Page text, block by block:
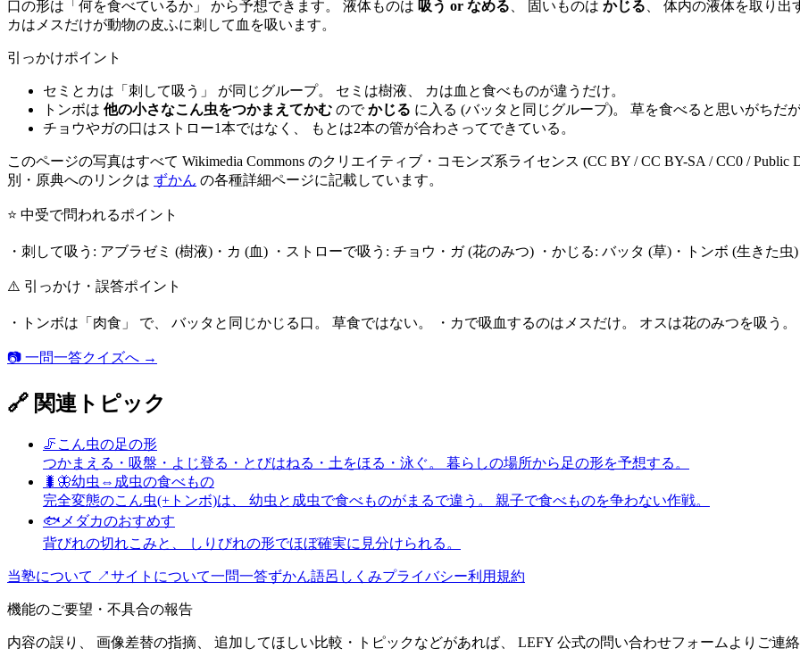
口の形は「何を食べているか」 から予想できます。 液体ものは 吸う or なめる 、 固いものは かじる 、 体内の液体を取り出
カはメスだけが動物の皮ふに刺して血を吸います。
引っかけポイント
セミとカは「刺して吸う」 が同じグループ。 セミは樹液、 カは血と食べものが違うだけ。
トンボは 他の小さなこん虫をつかまえてかむ のでかじる に入る (バッタと同じグループ)。 草を食べると思いがちだ
チョウやガの口はストロー1本ではなく、 もとは2本の管が合わさってできている。
このページの写真はすべて Wikimedia Commons のクリエイティブ・コモンズ系ライセンス (CC BY / CC BY-SA / CC0 /
別・原典へのリンクは ずかん の各種詳細ページに記載しています。
⭐ 中受で問われるポイント
・刺して吸う: アブラゼミ (樹液)・カ (血) ・ストローで吸う: チョウ・ガ (花のみつ) ・かじる: バッタ (草)・トンボ (生きた虫
⚠️ 引っかけ・誤答ポイント
・トンボは「肉食」 で、 バッタと同じかじる口。 草食ではない。 ・カで吸血するのはメスだけ。 オスは花のみつを吸う
📷 一問一答クイズへ →
🔗 関連トピック
🦵 こん虫の足の形
つかまえる・吸盤・よじ登る・とびはねる・土をほる・泳ぐ。 暮らしの場所から足の形を予想する。
🐛🦋幼虫⇔成虫の食べもの
完全変態のこん虫(+トンボ)は、 幼虫と成虫で食べものがまるで違う。 親子で食べものを争わない作戦。
🐟 メダカのおすめす
背びれの切れこみと、 しりびれの形でほぼ確実に見分けられる。
当塾について ↗サイトについて一問一答ずかん語呂 しくみプライバシー利用規約
機能のご要望・不具合の報告
内容の誤り、 画像差替の指摘、 追加してほしい比較・トピックなどがあれば、 LEFY 公式の問い合わせフォームよりご連絡